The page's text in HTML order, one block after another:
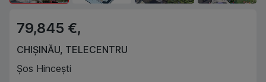
79,845 €,
CHIȘINĂU, TELECENTRU
Șos Hincești